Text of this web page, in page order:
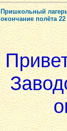
Пришкольный
окончание полёта